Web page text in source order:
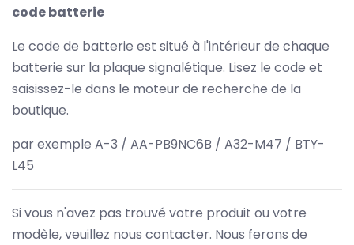
code batterie
Le code de batterie est situé à l'intérieur de chaque
batterie sur la plaque signalétique. Lisez le code et
saisissez-le dans le moteur de recherche de la
boutique.
par exemple A-3 / AA-PB9NC6B / A32-M47 / BTY-
L45
Si vous n'avez pas trouvé votre produit ou votre
modèle, veuillez nous contacter. Nous ferons de